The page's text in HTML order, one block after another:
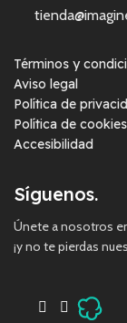
Términos y
Aviso legal
Política de
Política de cookies
Accesibilidad
Síguenos.
Únete a nosotros
¡y no te pierdas